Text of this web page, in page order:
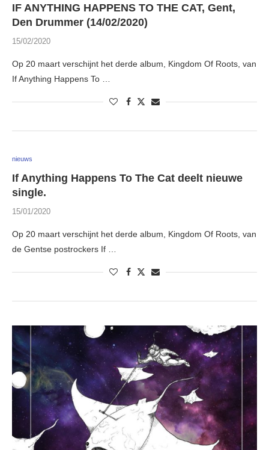
IF ANYTHING HAPPENS TO THE CAT, Gent,
Den Drummer (14/02/2020)
15/02/2020
Op 20 maart verschijnt het derde album, Kingdom Of Roots, van
If Anything Happens To …
nieuws
If Anything Happens To The Cat deelt nieuwe
single.
15/01/2020
Op 20 maart verschijnt het derde album, Kingdom Of Roots, van
de Gentse postrockers If …